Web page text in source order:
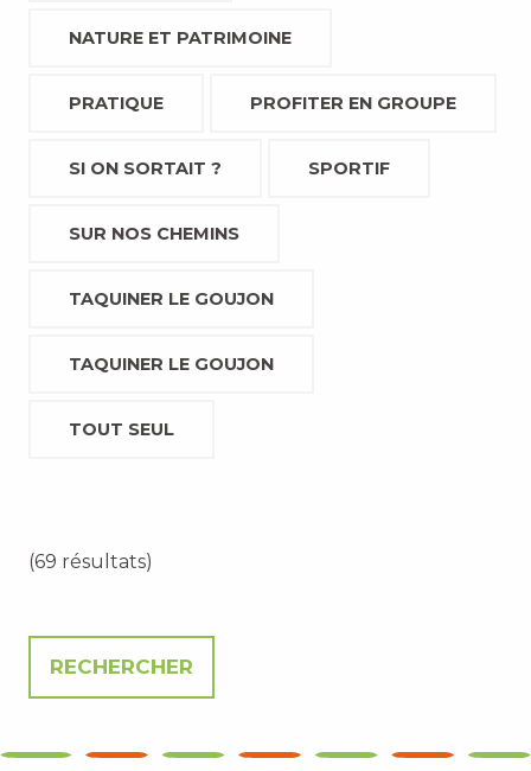
NATURE ET PATRIMOINE
PRATIQUE PROFITER EN GROUPE
SI ON SORTAIT ? SPORTIF
SUR NOS CHEMINS
TAQUINER LE GOUJON
TAQUINER LE GOUJON
TOUT SEUL
(69 résultats)